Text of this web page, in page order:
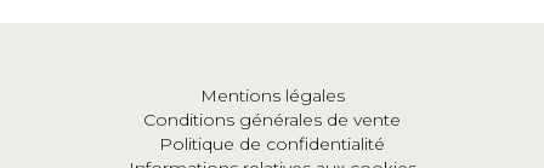
Mentions légales
Conditions générales de vente
Politique de confidentialité